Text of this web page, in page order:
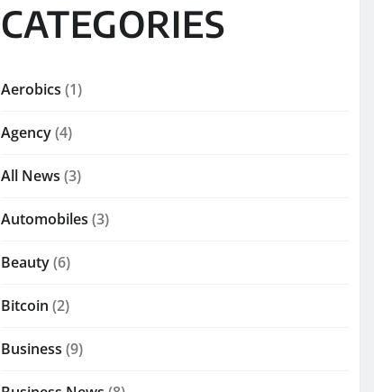
CATEGORIES
Aerobics (1)
Agency(4)
All News (3)
Automobiles (3)
Beauty(6)
Bitcoin (2)
Business (9)